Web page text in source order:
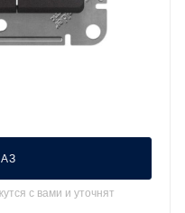
с вами и уточнят